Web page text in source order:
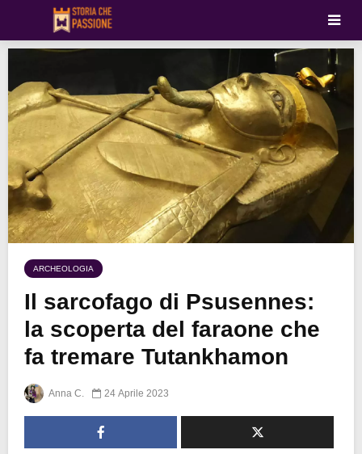
ARCHEOLOGIA
Il sarcofago di Psusennes:
la scoperta del faraone che
fa tremare Tutankhamon
Anna C. 24 Aprile 2023